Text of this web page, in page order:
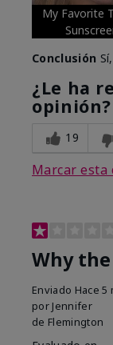
My Favorite
Conclusión
¿Le ha
opinión?
19
Marcar esta
Why
Enviado Hace 5
por Jennifer
de Flemington